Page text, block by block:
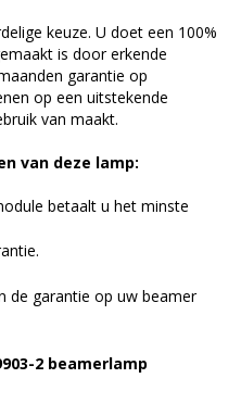
keuze. U doet een 100%
is door erkende
garantie op
op een uitstekende
van maakt.
van deze lamp:
betaalt u het minste
de garantie op uw beamer
2 beamerlamp